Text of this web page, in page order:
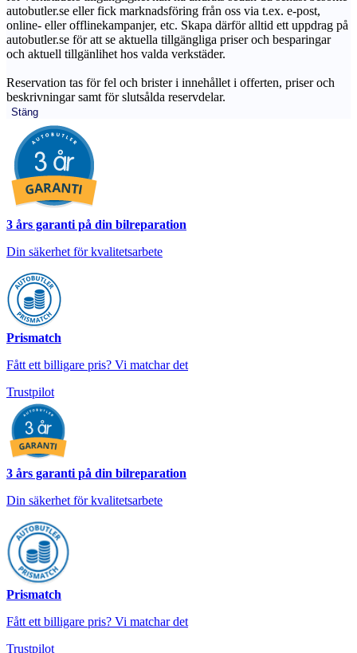
autobutler.se eller fick marknadsföring från oss via t.ex. e-post,
online- eller offlinekampanjer, etc. Skapa därför alltid ett uppdrag på
autobutler.se för att se aktuella tillgängliga priser och besparingar
och aktuell tillgänlihet hos valda verkstäder.
Reservation tas för fel och brister i innehållet i offerten, priser och
beskrivningar samt för slutsålda reservdelar.
Stäng
3 års garanti på din bilreparation
Din säkerhet för kvalitetsarbete
Prismatch
Fått ett billigare pris? Vi matchar det
Trustpilot
3 års garanti på din bilreparation
Din säkerhet för kvalitetsarbete
Prismatch
Fått ett billigare pris? Vi matchar det
Trustpilot